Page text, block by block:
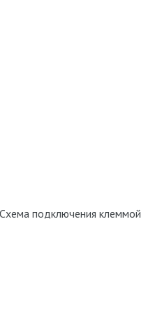
подключения клеммой